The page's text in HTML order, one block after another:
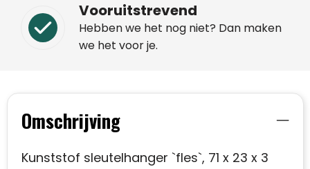
Vooruitstrevend
Hebben we het nog niet? Dan maken
we het voor je.
Omschrijving
Kunststof sleutelhanger `fles`, 71 x 23 x 3